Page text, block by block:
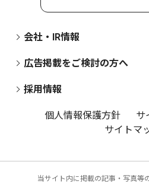
会社・IR情報
広告掲載をご検討の方へ
採用情報
個人情報保護方針
サ
サイトマ
当サイト内に掲載の記事・写真等